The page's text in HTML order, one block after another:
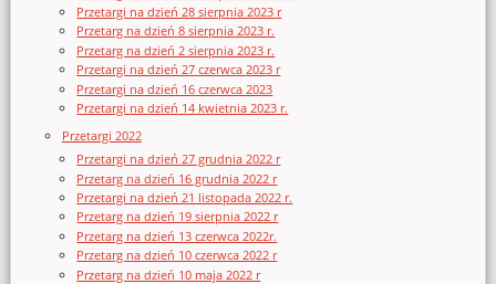
Przetargi na dzień 28 sierpnia 2023 r
Przetarg na dzień 8 sierpnia 2023 r.
Przetarg na dzień 2 sierpnia 2023 r.
Przetargi na dzień 27 czerwca 2023 r
Przetargi na dzień 16 czerwca 2023
Przetargi na dzień 14 kwietnia 2023 r.
Przetargi 2022
Przetargi na dzień 27 grudnia 2022 r
Przetarg na dzień 16 grudnia 2022 r
Przetargi na dzień 21 listopada 2022 r.
Przetarg na dzień 19 sierpnia 2022 r
Przetarg na dzień 13 czerwca 2022r.
Przetarg na dzień 10 czerwca 2022 r
Przetarg na dzień 10 maja 2022 r